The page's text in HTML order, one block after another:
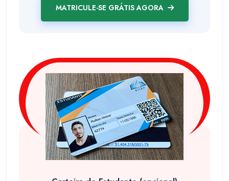
MATRICULE-SE GRÁTIS AGORA